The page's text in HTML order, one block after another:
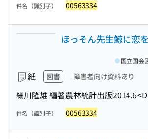
件名（識別子） 00563334
ほっそん先生鯨に恋
紙 図書 障害者向け資料あり
細川隆雄 編著農林統計出版2014.6
国立国会
件名（識別子） 00563334